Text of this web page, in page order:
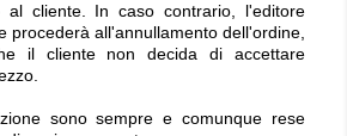
al cliente. In caso contrario, l'editore
procederà all'annullamento dell'ordine,
il cliente non decida di accettare
sono sempre e comunque rese